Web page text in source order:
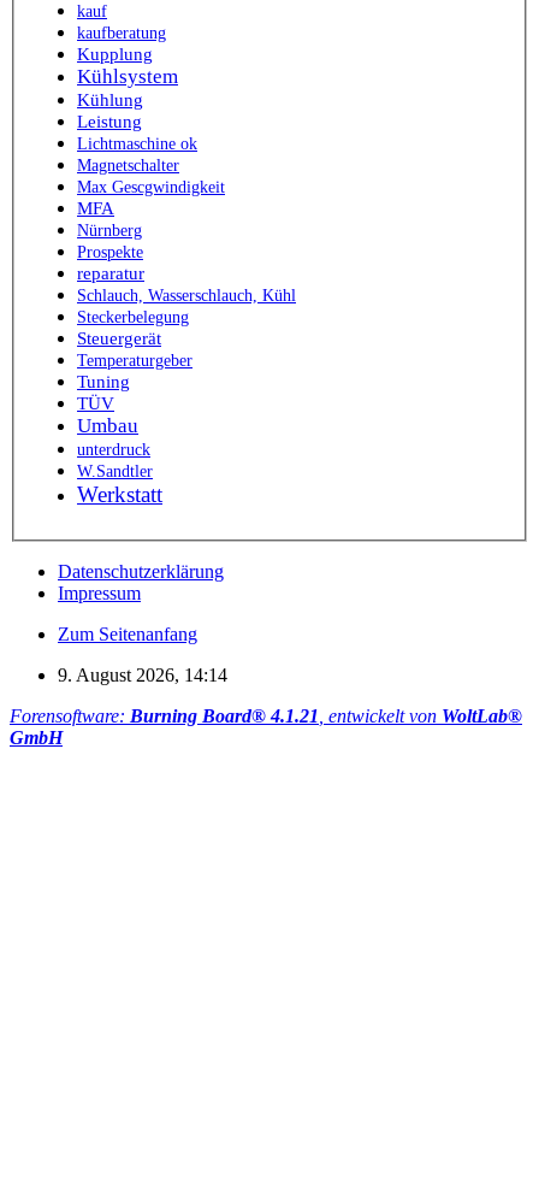
kauf
kaufberatung
Kupplung
Kühlsystem
Kühlung
Leistung
Lichtmaschine ok
Magnetschalter
Max Gescgwindigkeit
MFA
Nürnberg
Prospekte
reparatur
Schlauch, Wasserschlauch, Kühl
Steckerbelegung
Steuergerät
Temperaturgeber
Tuning
TÜV
Umbau
unterdruck
W.Sandtler
Werkstatt
Datenschutzerklärung
Impressum
Zum Seitenanfang
9. August 2026, 14:14
Forensoftware: Burning Board® 4.1.21 , entwickelt von WoltLab®
GmbH